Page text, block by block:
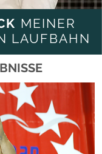
MEINER
LAUFBAHN